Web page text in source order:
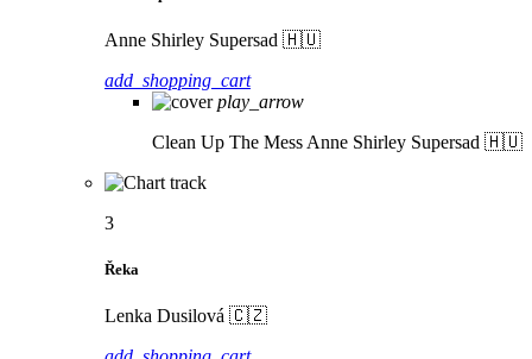
Anne Shirley Supersad 🇭🇺
add_shopping_cart
play_arrow
Clean Up The Mess Anne Shirley Supersad 🇭🇺
3
Řeka
Lenka Dusilová 🇨🇿